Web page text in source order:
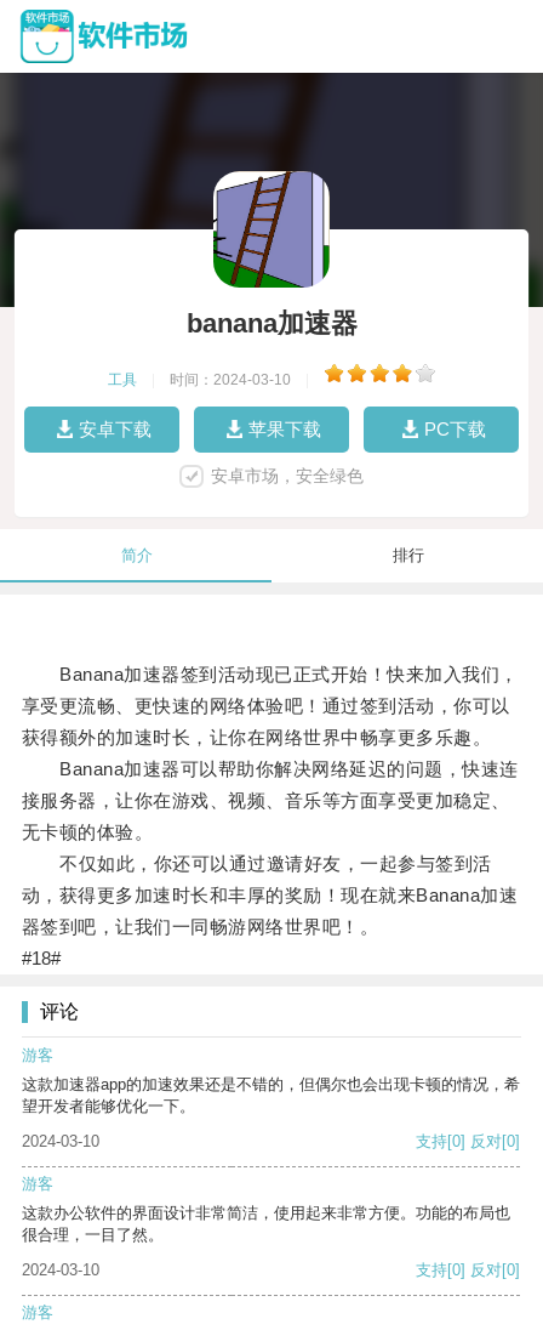
banana加速器
工具 时间：2024-03-10
安卓下载 苹果下载 PC下载
安卓市场，安全绿色
简介 排行
Banana加速器签到活动现已正式开始！快来加入我们，
享受更流畅、更快速的网络体验吧！通过签到活动，你可以
获得额外的加速时长，让你在网络世界中畅享更多乐趣。
Banana加速器可以帮助你解决网络延迟的问题，快速连
接服务器，让你在游戏、视频、音乐等方面享受更加稳定、
无卡顿的体验。
不仅如此，你还可以通过邀请好友，一起参与签到活
动，获得更多加速时长和丰厚的奖励！现在就来Banana加速
器签到吧，让我们一同畅游网络世界吧！。
#18#
评论
游客
这款加速器app的加速效果还是不错的，但偶尔也会出现卡顿的情况，希
望开发者能够优化一下。
2024-03-10
支持[0] 反对[0]
游客
这款办公软件的界面设计非常简洁，使用起来非常方便。功能的布局也
很合理，一目了然。
2024-03-10
支持[0] 反对[0]
游客